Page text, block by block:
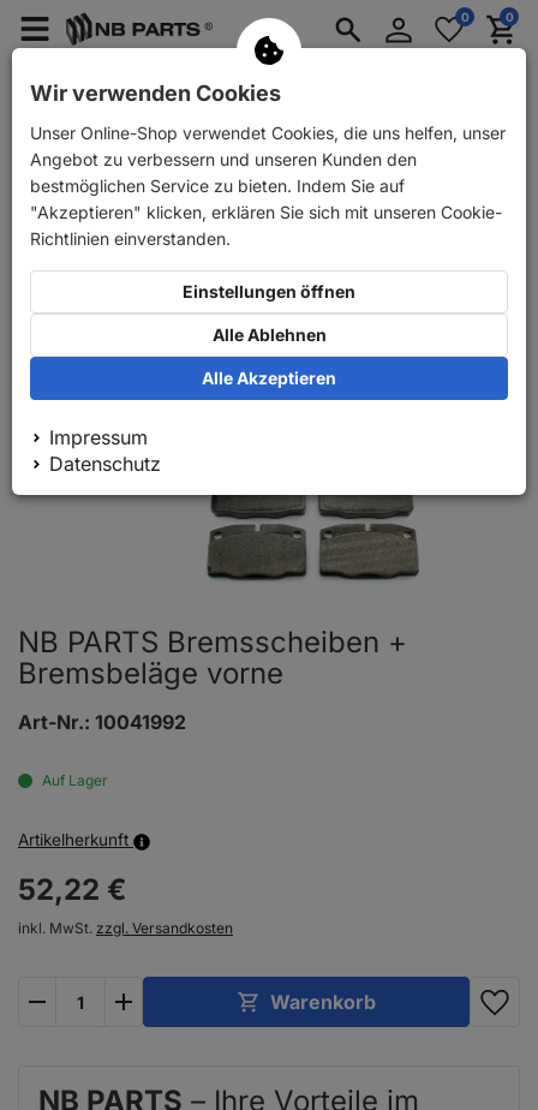
Menü
PKW Anhänger Ersatzteile
AnmeldenMerkzettel
aufklappen
0 0
Zurück PKW Ersatzteile NB PARTS Bremsscheiben +
NB PARTS Bremsscheiben +
Bremsbeläge vorne
Art-Nr.: 10041992
Auf Lager
Artikelherkunft
52,22 €
inkl. MwSt. zzgl. Versandkosten
Warenkorb
NB PARTS – Ihre Vorteile im
Wir verwenden Cookies
Unser Online-Shop verwendet Cookies, die uns helfen, unser
Angebot zu verbessern und unseren Kunden den
bestmöglichen Service zu bieten. Indem Sie auf
"Akzeptieren" klicken, erklären Sie sich mit unseren Cookie-
Richtlinien einverstanden.
Einstellungen öffnen
Alle Ablehnen
Alle Akzeptieren
Impressum
Datenschutz